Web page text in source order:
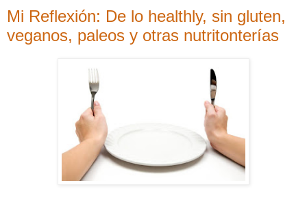
Mi Reflexión: De lo healthly, sin gluten,
veganos, paleos y otras nutritonterías